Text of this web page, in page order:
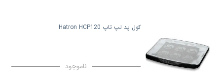
کول پد لپ تاپ Hatron HCP120
ناموجود